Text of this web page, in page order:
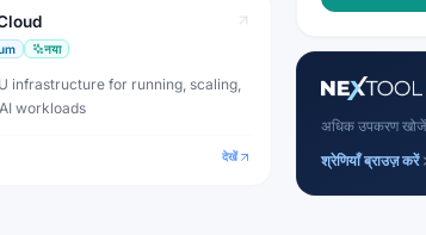
नया
infrastructure for running, scaling,
workloads
देखें
अधिक उपकरण खोजें
श्रेणियाँ ब्राउज़ करें